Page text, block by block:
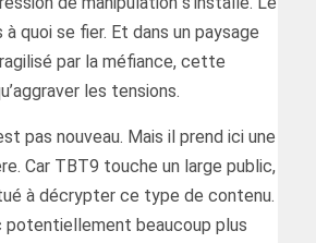
quoi se fier. Et dans un paysage
par la méfiance, cette
les tensions.
pas nouveau. Mais il prend ici une
Car TBT9 touche un large public,
à décrypter ce type de contenu.
potentiellement beaucoup plus